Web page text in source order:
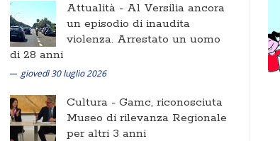
Attualità - Al Versilia ancora
un episodio di inaudita
violenza. Arrestato un uomo
di 28 anni
giovedì 30 luglio 2026
Cultura - Gamc, riconosciuta
Museo di rilevanza Regionale
per altri 3 anni